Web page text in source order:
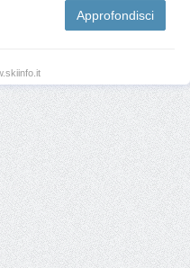
Approfondisci